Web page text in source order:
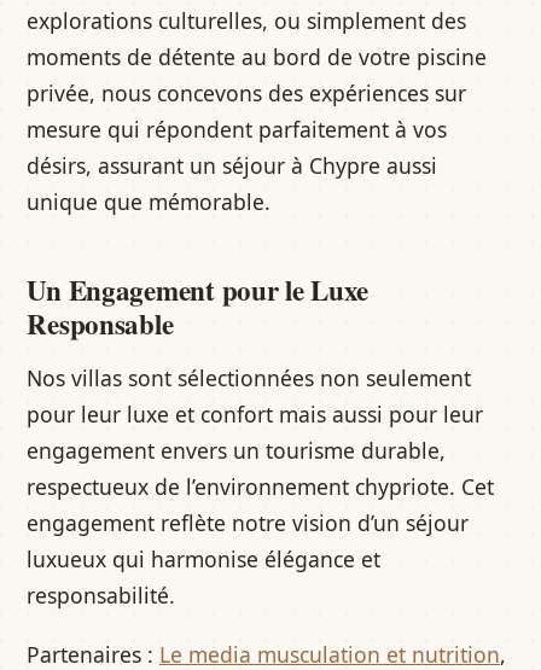
explorations culturelles, ou simplement des
moments de détente au bord de votre piscine
privée, nous concevons des expériences sur
mesure qui répondent parfaitement à vos
désirs, assurant un séjour à Chypre aussi
unique que mémorable.
Un Engagement pour le Luxe
Responsable
Nos villas sont sélectionnées non seulement
pour leur luxe et confort mais aussi pour leur
engagement envers un tourisme durable,
respectueux de l’environnement chypriote. Cet
engagement reflète notre vision d’un séjour
luxueux qui harmonise élégance et
responsabilité.
Partenaires : Le media musculation et nutrition,